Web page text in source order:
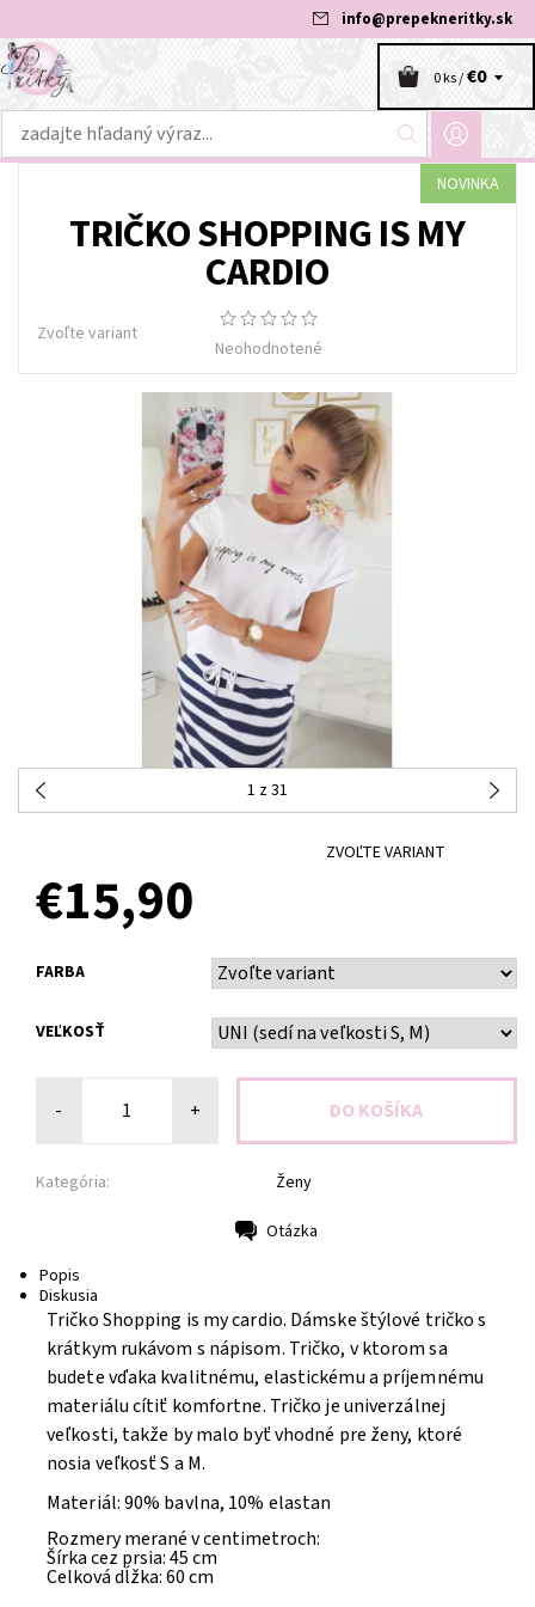
info@prepekneritky.sk
0 ks /€0
NOVINKA
TRIČKO SHOPPING IS MY
CARDIO
Zvoľte variant
Neohodnotené
1 z 31
ZVOĽTE VARIANT
€15,90
FARBA
VEĽKOSŤ
- +
Kategória: Ženy
Otázka
Popis
Diskusia
Tričko Shopping is my cardio. Dámske štýlové tričko s
krátkym rukávom s nápisom. Tričko, v ktorom sa
budete vďaka kvalitnému, elastickému a príjemnému
materiálu cítiť komfortne. Tričko je univerzálnej
veľkosti, takže by malo byť vhodné pre ženy, ktoré
nosia veľkosť S a M.
Materiál: 90% bavlna, 10% elastan
Rozmery merané v centimetroch:
Šírka cez prsia: 45 cm
Celková dĺžka: 60 cm